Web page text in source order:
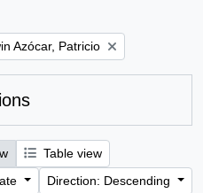
filter:
Azócar, Patricio
Table view
Direction: Descending